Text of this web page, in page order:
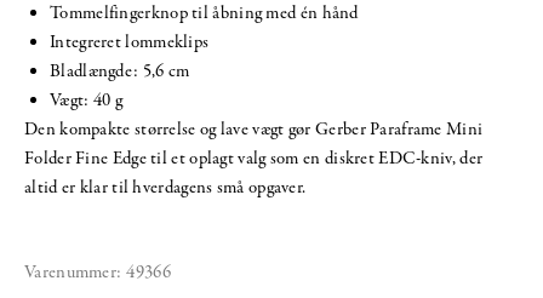
Tommelfingerknop til åbning med én hånd
Integreret lommeklips
Bladlængde: 5,6 cm
Vægt: 40 g
Den kompakte størrelse og lave vægt gør Gerber Paraframe Mini
Folder Fine Edge til et oplagt valg som en diskret EDC-kniv, der
altid er klar til hverdagens små opgaver.
Varenummer: 49366